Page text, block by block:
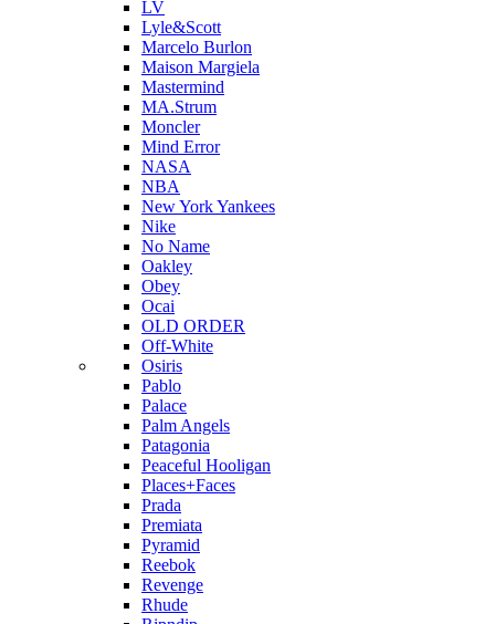
LV
Lyle&Scott
Marcelo Burlon
Maison Margiela
Mastermind
MA.Strum
Moncler
Mind Error
NASA
NBA
New York Yankees
Nike
No Name
Oakley
Obey
Ocai
OLD ORDER
Off-White
Osiris
Pablo
Palace
Palm Angels
Patagonia
Peaceful Hooligan
Places+Faces
Prada
Premiata
Pyramid
Reebok
Revenge
Rhude